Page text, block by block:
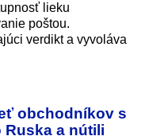
lieku
poštou.
verdikt a vyvoláva
obchodníkov s
a nútili